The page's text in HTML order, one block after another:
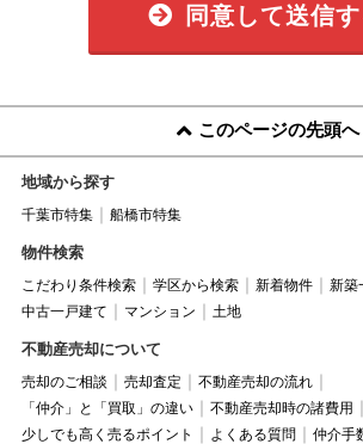
同意して送信す
このページの先頭へ
地域から探す
千葉市特集 船橋市特集
物件検索
こだわり条件検索 学区から検索 新着物件
新築
中古一戸建て
マンション 土地
不動産売却について
売却のご相談 売却査定
不動産売却の流れ
「仲介」と「買取」の違い
不動産売却時の諸費用
少しでも高く売るポイント
よくある質問
仲介手